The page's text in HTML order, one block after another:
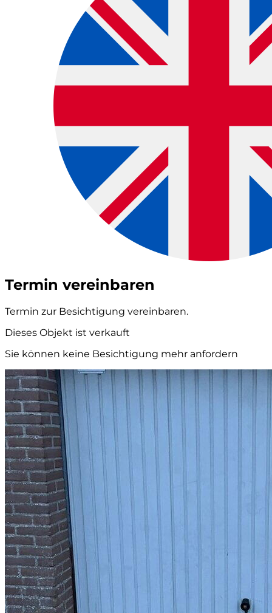
Termin vereinbaren
Termin zur Besichtigung vereinbaren.
Dieses Objekt ist verkauft
Sie können keine Besichtigung mehr anfordern